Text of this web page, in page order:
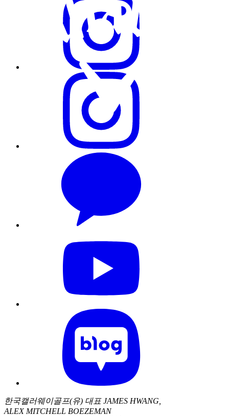
한국캘러웨이골프(유) 대표 JAMES HWANG,
ALEX MITCHELL BOEZEMAN